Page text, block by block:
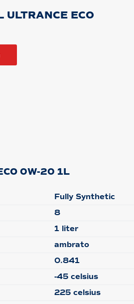
ULTRANCE ECO
0W-20 1L
Fully Synthetic
8
1 liter
ambrato
0.841
-45 celsius
225 celsius